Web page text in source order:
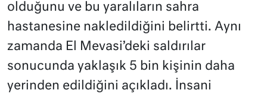
olduğunu ve bu yaralıların sahra
hastanesine nakledildiğini belirtti. Aynı
zamanda El Mevasi’deki saldırılar
sonucunda yaklaşık 5 bin kişinin daha
yerinden edildiğini açıkladı. İnsani